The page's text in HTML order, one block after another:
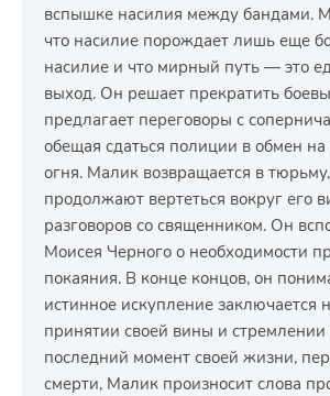
вспышке насилия между бандами.
что насилие порождает лишь еще
насилие и что мирный путь — это
выход. Он решает прекратить
предлагает переговоры с
обещая сдаться полиции в обмен
огня. Малик возвращается в
продолжают вертеться вокруг его
разговоров со священником. Он
Моисея Черного о необходимости
покаяния. В конце концов, он
истинное искупление заключается
принятии своей вины и стремлении
последний момент своей жизни,
смерти, Малик произносит слова